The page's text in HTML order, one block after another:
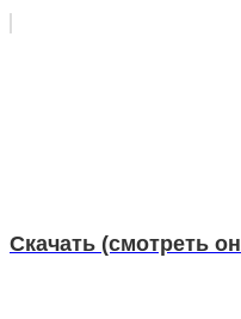
Скачать (смотреть